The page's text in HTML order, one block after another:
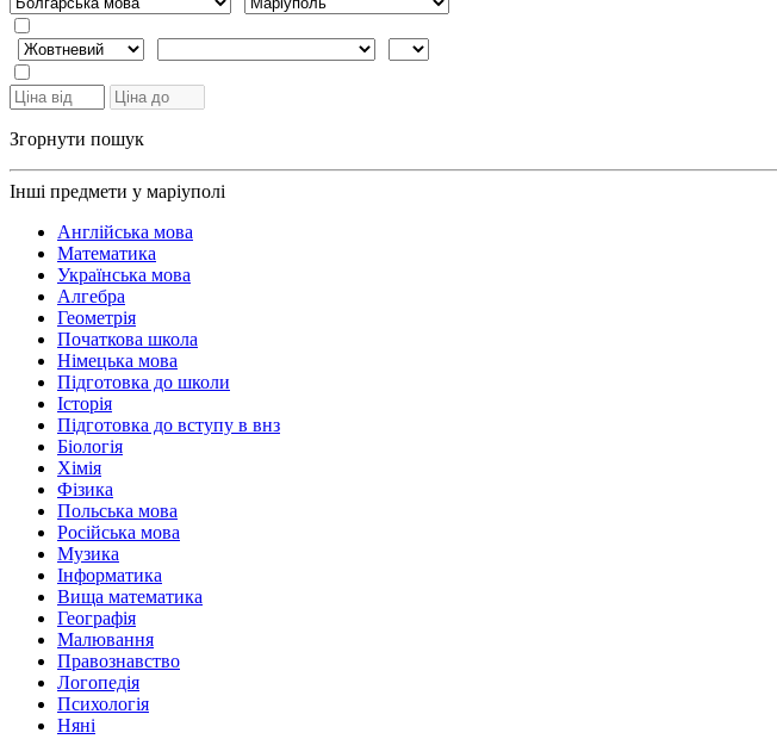
Згорнути пошук
Інші предмети у маріуполі
Англійська мова
Математика
Українська мова
Алгебра
Геометрія
Початкова школа
Німецька мова
Підготовка до школи
Історія
Підготовка до вступу в внз
Біологія
Хімія
Фізика
Польська мова
Російська мова
Музика
Інформатика
Вища математика
Географія
Малювання
Правознавство
Логопедія
Психологія
Няні